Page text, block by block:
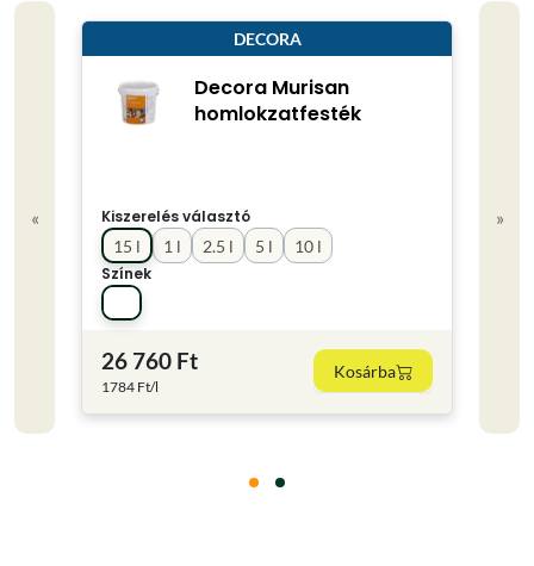
«
DECORA
Decora Murisan
homlokzatfesték
Kiszerelés választó
1 l
2.5 l 5 l 10 l
15 l
Színek
26 760 Ft
1784 Ft/l
Kosárba
»